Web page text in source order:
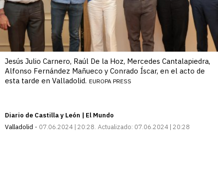
Jesús Julio Carnero, Raúl De la Hoz, Mercedes Cantalapiedra,
Alfonso Fernández Mañueco y Conrado Íscar, en el acto de
esta tarde en Valladolid. EUROPA PRESS
Diario de Castilla y León | El Mundo
Valladolid
07.06.2024 | 20:28 Actualizado: 07.06.2024 | 20:28